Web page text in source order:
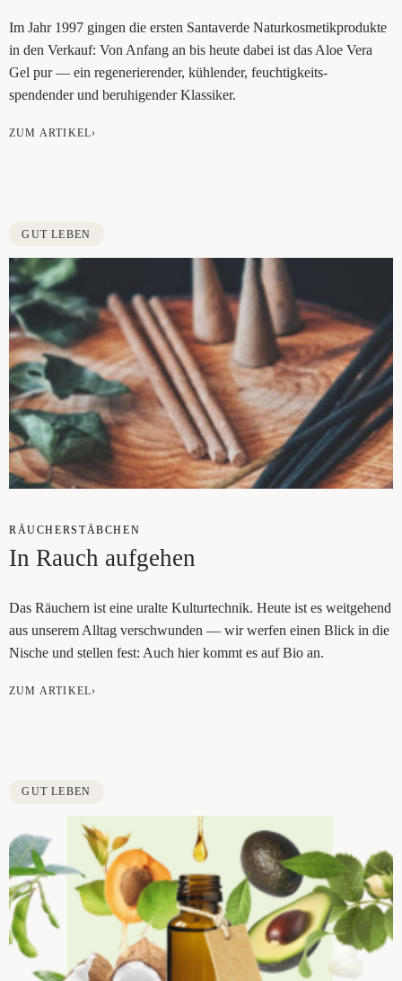
Im Jahr 1997 gin­gen die ers­ten San­ta­ver­de Natur­kos­me­tik­pro­duk­te
in den Ver­kauf: Von Anfang an bis heu­te dabei ist das Aloe Vera
Gel pur — ein rege­ne­rie­ren­der, küh­len­der, feuchtigkeits-
spen­den­der und beru­hi­gen­der Klassiker.
ZUM ARTIKEL›
GUT LEBEN
RÄU­CHER­STÄB­CHEN
In Rauch aufgehen
Das Räu­chern ist eine uralte Kul­tur­tech­nik. Heu­te ist es weit­ge­hend
aus unse­rem All­tag ver­schwun­den — wir wer­fen einen Blick in die
Nische und stel­len fest: Auch hier kommt es auf Bio an.
ZUM ARTIKEL›
GUT LEBEN